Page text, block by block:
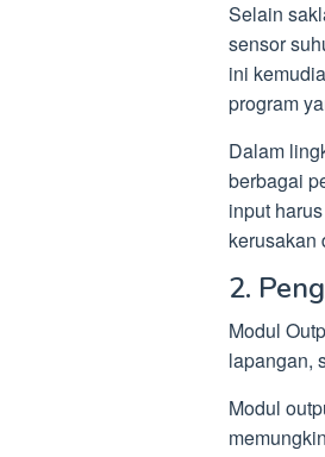
Selain
sensor
ini
program
Dalam
berbagai
input
kerusakan
2.
Modul
lapangan,
Modul